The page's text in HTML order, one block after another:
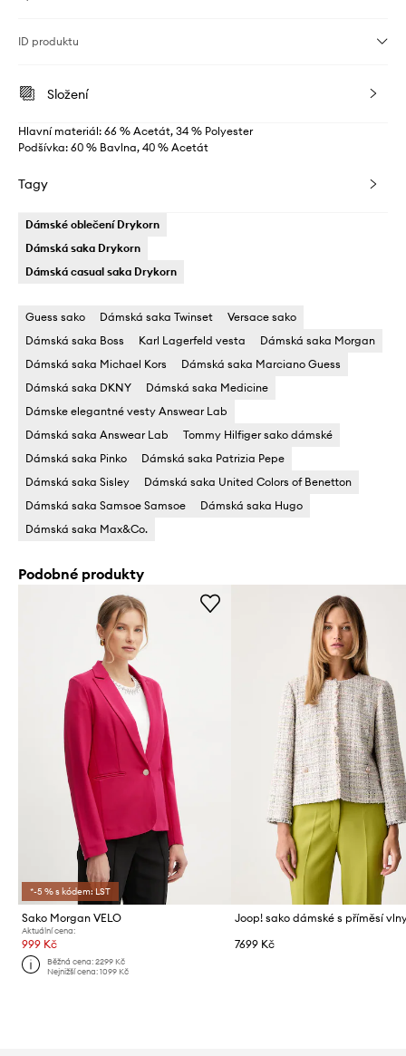
ID produktu
Složení
Hlavní materiál: 66 % Acetát, 34 % Polyester
Podšívka: 60 % Bavlna, 40 % Acetát
Tagy
Dámské oblečení Drykorn
Dámská saka Drykorn
Dámská casual saka Drykorn
Guess sako Dámská saka Twinset
Versace sako
Dámská saka Boss
Karl Lagerfeld vesta
Dámská saka Morgan
Dámská saka Michael Kors
Dámská saka Marciano Guess
Dámská saka DKNY
Dámská saka Medicine
Dámske elegantné vesty Answear Lab
Dámská saka Answear Lab
Tommy Hilfiger sako dámské
Dámská saka Pinko
Dámská saka Patrizia Pepe
Dámská saka Sisley
Dámská saka United Colors of Benetton
Dámská saka Samsoe Samsoe
Dámská saka Hugo
Dámská saka Max&Co.
Podobné produkty
*-5 % s kódem: LST
Sako Morgan VELO
Aktuální cena:
999 Kč
Běžná cena:2299 Kč
Nejnižší cena:1099 Kč
Joop! sako dámské s příměsí
7699 Kč